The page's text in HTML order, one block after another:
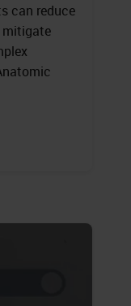
can reduce
mitigate